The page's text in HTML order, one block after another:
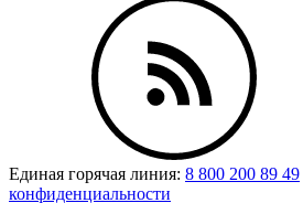
Единая горячая линия: 8 800 200 89 49
конфиденциальности